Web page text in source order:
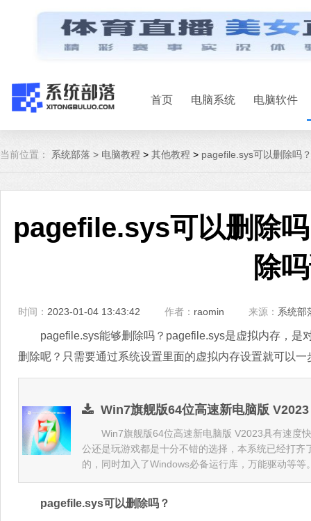
首页 电脑系统 电脑软件
当前位置： 系统部落 > 电脑教程 > 其他教程 > pagefile.sys可以删除吗
pagefile.sys可以删除
除
时间： 2023-01-04 13:43:42 作者： raomin 来源： 系统部
pagefile.sys能够删除吗？pagefile.sys是虚拟内存，是
删除呢？只需要通过系统设置里面的虚拟内存设置就可以一
Win7旗舰版64位高速新电脑版
Win7旗舰版64位高速新电脑版 V2023具有速度快
公还是玩游戏都是十分不错的选择，本系统已经打齐
的，同时加入了Windows必备运行库，万能驱动等等
pagefile.sys可以删除吗？